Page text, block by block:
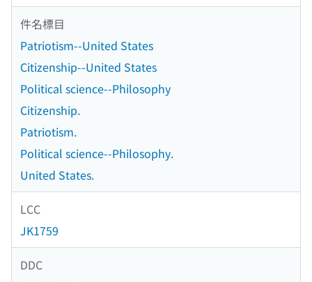
件名標目
Patriotism--United States
Citizenship--United States
Political science--Philosophy
Citizenship.
Patriotism.
Political science--Philosophy.
United States.
LCC
JK1759
DDC